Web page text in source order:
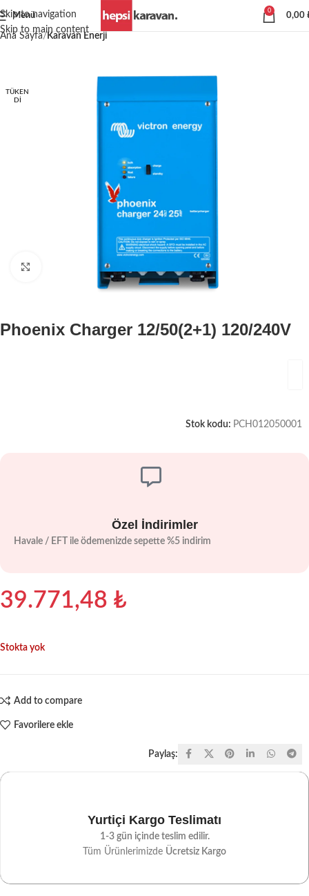
Skip to navigation
Skip to main content
Menü
0
0,00
Ana Sayfa Karavan Enerji
TÜKEN
DI
Büyütmek için tıklayın
Phoenix Charger 12/50(2+1) 120/240V
Stok kodu: PCH012050001
Özel İndirimler
Havale / EFT ile ödemenizde sepette %5 indirim
39.771,48 ₺
Stokta yok
Add to compare
Favorilere ekle
Paylaş:
Yurtiçi Kargo Teslimatı
1-3 gün içinde teslim edilir.
Tüm Ürünlerimizde Ücretsiz Kargo